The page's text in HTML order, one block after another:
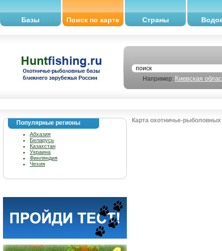
Базы Поиск по карте Страны
Например: Киевская
Популярные регионы
Абхазия
Беларусь
Казахстан
Украина
Финляндия
Чехия
Карта охотничье-рыболовных